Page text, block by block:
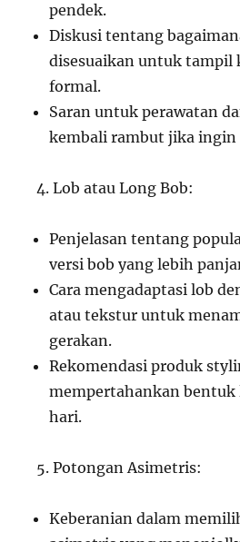
pendek.
Diskusi tentang
disesuaikan untuk tampil
formal.
Saran untuk perawatan
kembali rambut jika ingin
Lob atau Long Bob:
Penjelasan tentang
versi bob yang lebih
Cara mengadaptasi lob
atau tekstur untuk
gerakan.
Rekomendasi produk
mempertahankan bentuk
hari.
Potongan Asimetris:
Keberanian dalam